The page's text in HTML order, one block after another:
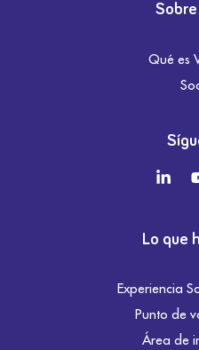
Sobre
Qué es
Lo que
Experiencia
Punto de
Área de